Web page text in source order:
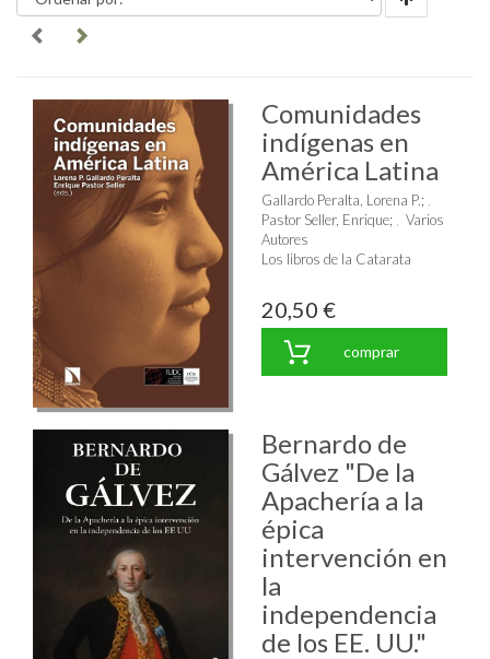
Comunidades
indígenas en
América Latina
Gallardo Peralta, Lorena P.;
Pastor Seller, Enrique;
Varios
Autores
Los libros de la Catarata
20,50 €
comprar
Bernardo de
Gálvez "De la
Apachería a la
épica
intervención en
la
independencia
de los EE. UU."